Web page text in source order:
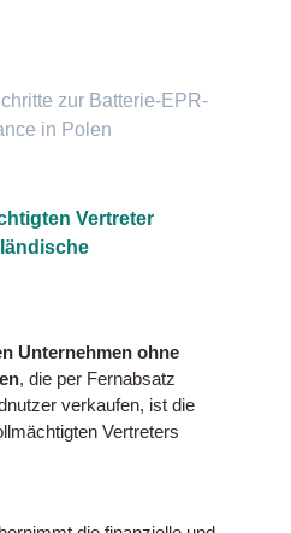
zur Batterie-EPR-
in Polen
Vertreter
Unternehmen ohne
, die per Fernabsatz
verkaufen, ist die
Vertreters